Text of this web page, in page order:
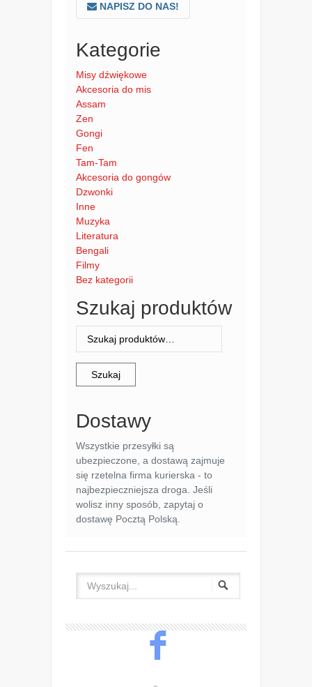
NAPISZ DO NAS!
Kategorie
Misy dźwiękowe
Akcesoria do mis
Assam
Zen
Gongi
Fen
Tam-Tam
Akcesoria do gongów
Dzwonki
Inne
Muzyka
Literatura
Bengali
Filmy
Bez kategorii
Szukaj produktów
Szukaj:
Szukaj
Dostawy
Wszystkie przesyłki są
ubezpieczone, a dostawą zajmuje
się rzetelna firma kurierska - to
najbezpieczniejsza droga. Jeśli
wolisz inny sposób, zapytaj o
dostawę Pocztą Polską.
F